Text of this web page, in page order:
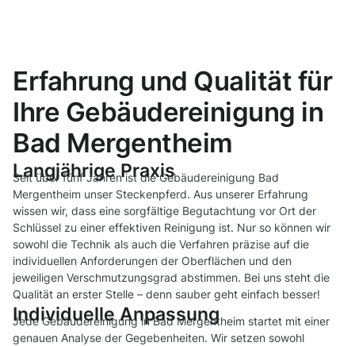
Erfahrung und Qualität für
Ihre Gebäudereinigung in
Bad Mergentheim
Langjährige Praxis
Seit über fünf Jahren ist die Gebäudereinigung Bad
Mergentheim unser Steckenpferd. Aus unserer Erfahrung
wissen wir, dass eine sorgfältige Begutachtung vor Ort der
Schlüssel zu einer effektiven Reinigung ist. Nur so können wir
sowohl die Technik als auch die Verfahren präzise auf die
individuellen Anforderungen der Oberflächen und den
jeweiligen Verschmutzungsgrad abstimmen. Bei uns steht die
Qualität an erster Stelle – denn sauber geht einfach besser!
Individuelle Anpassung
Jede Gebäudereinigung in Bad Mergentheim startet mit einer
genauen Analyse der Gegebenheiten. Wir setzen sowohl